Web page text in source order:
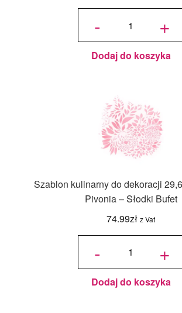
-
ilość
do
dekoracji
29,6x19,7
cm -
MOZAIC
Bufet
+
Dodaj do koszyka
Szablon kulinarny do dekoracji
Pivonia – Słodki Bufet
74.99zł z Vat
-
ilość
do
dekoracji
29,6x19,7
cm -
Pivonia -
Bufet
+
Dodaj do koszyka